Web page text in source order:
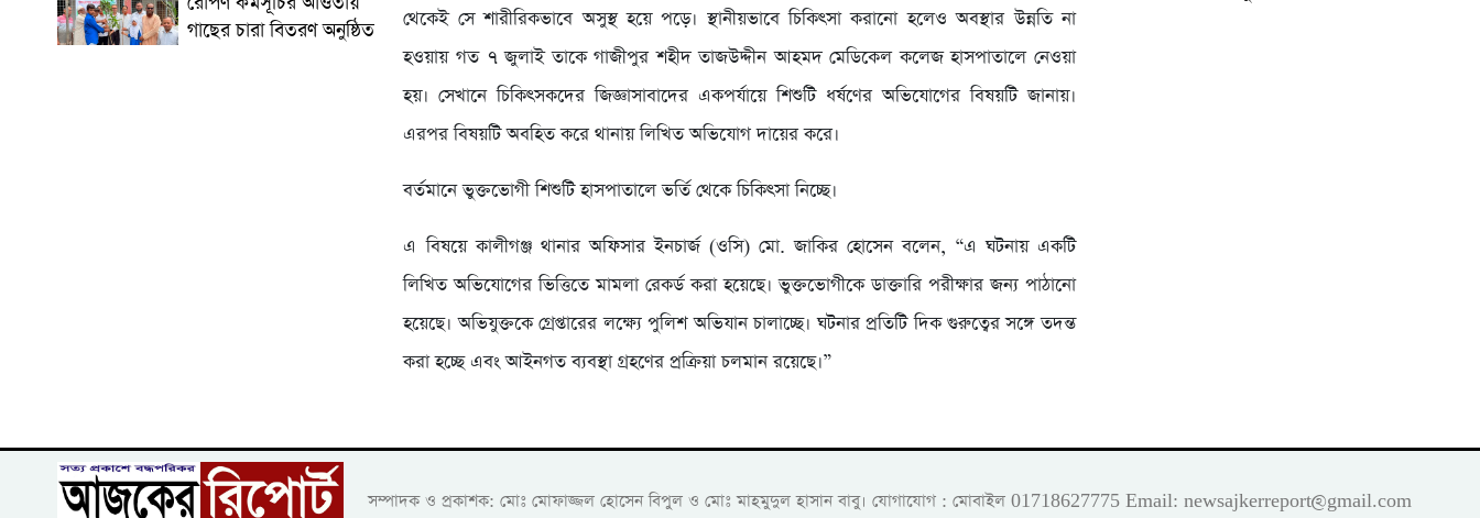
গাছের চারা বিতরণ অনুষ্ঠিত
থেকেই সে শারীরিকভাবে অসুস্থ হয়ে পড়ে। স্থানীয়ভাবে চিকিৎসা করানো হলেও অবস্থার উন্নতি না
হওয়ায় গত ৭ জুলাই তাকে গাজীপুর শহীদ তাজউদ্দীন আহমদ মেডিকেল কলেজ হাসপাতালে নেওয়া
হয়। সেখানে চিকিৎসকদের জিজ্ঞাসাবাদের একপর্যায়ে শিশুটি ধর্ষণের অভিযোগের বিষয়টি জানায়।
এরপর বিষয়টি অবহিত করে থানায় লিখিত অভিযোগ দায়ের করে।
বর্তমানে ভুক্তভোগী শিশুটি হাসপাতালে ভর্তি থেকে চিকিৎসা নিচ্ছে।
এ বিষয়ে কালীগঞ্জ থানার অফিসার ইনচার্জ (ওসি) মো. জাকির হোসেন বলেন, “এ ঘটনায় একটি
লিখিত অভিযোগের ভিত্তিতে মামলা রেকর্ড করা হয়েছে। ভুক্তভোগীকে ডাক্তারি পরীক্ষার জন্য পাঠানো
হয়েছে। অভিযুক্তকে গ্রেপ্তারের লক্ষ্যে পুলিশ অভিযান চালাচ্ছে। ঘটনার প্রতিটি দিক গুরুত্বের সঙ্গে তদন্ত
করা হচ্ছে এবং আইনগত ব্যবস্থা গ্রহণের প্রক্রিয়া চলমান রয়েছে।”
সম্পাদক ও প্রকাশক: মোঃ মোফাজ্জল হোসেন বিপুল ও মোঃ মাহমুদুল হাসান বাবু। যোগাযোগ : মোবাইল 01718627775 Email: newsajkerreport@gmail.com